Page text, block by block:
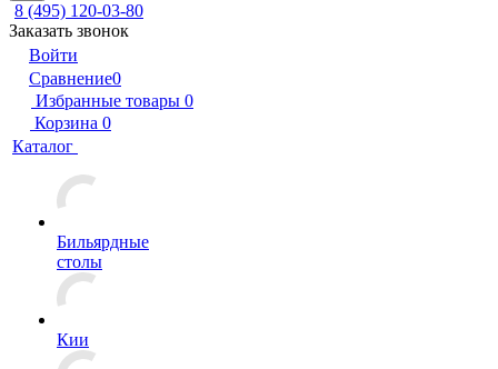
8 (495) 120-03-80
Заказать звонок
Войти
Сравнение0
Избранные товары 0
Корзина 0
Каталог
Бильярдные
столы
Кии